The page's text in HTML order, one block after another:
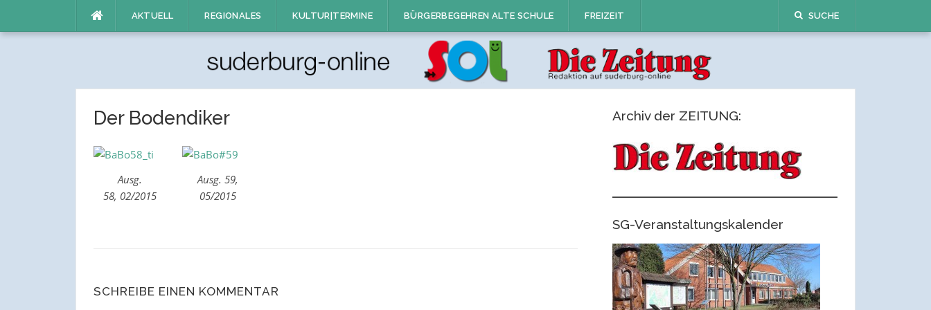
AKTUELL REGIONALES KULTUR|TERMINE BÜRGERBEGEHREN ALTE SCHULE FREIZEIT SUCHE
Der Bodendiker
Ausg.
58, 02/2015
Ausg. 59,
05/2015
SCHREIBE EINEN KOMMENTAR
Archiv der ZEITUNG:
SG-Veranstaltungskalender